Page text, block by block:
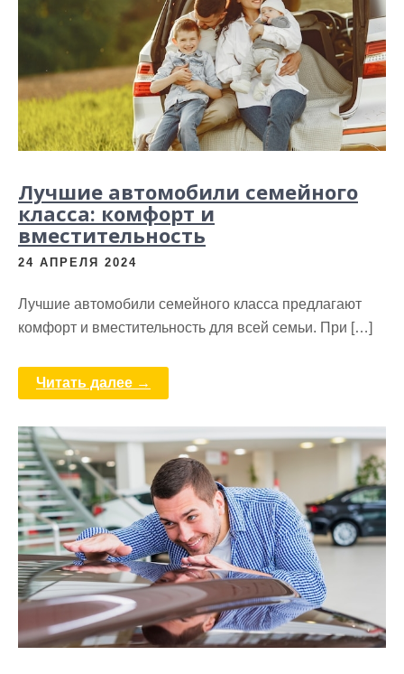
Лучшие автомобили семейного
класса: комфорт и
вместительность
24 АПРЕЛЯ 2024
Лучшие автомобили семейного класса предлагают
комфорт и вместительность для всей семьи. При […]
Читать далее →